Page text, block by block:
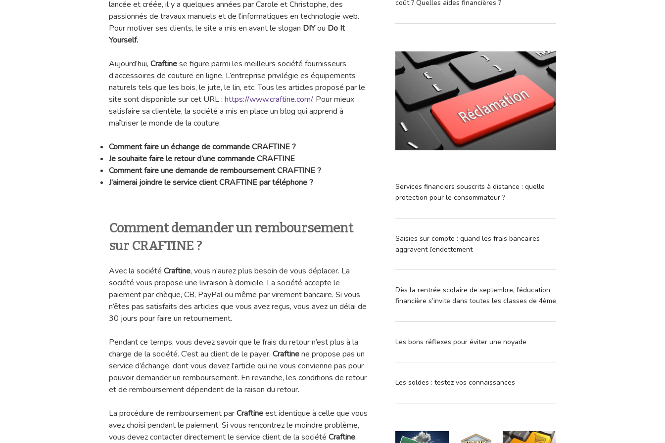
lancée et créée, il y a quelques années par Carole et Christophe, des
passionnés de travaux manuels et de l’informatiques en technologie web.
Pour motiver ses clients, le site a mis en avant le slogan DIYou Do It
Yourself.
Aujourd’hui, Craftinese figure parmi les meilleurs société fournisseurs
d’accessoires de couture en ligne. L’entreprise privilégie es équipements
naturels tels que les bois, le jute, le lin, etc. Tous les articles proposé par le
site sont disponible sur cet URL : https://www.craftine.com/. Pour mieux
satisfaire sa clientèle, la société a mis en place un blog qui apprend à
maîtriser le monde de la couture.
Comment faire un échange de commandeCRAFTINE ?
Je souhaite faire le retour d’une commandeCRAFTINE
Comment faire une demande de remboursementCRAFTINE ?
J’aimerai joindre le service clientCRAFTINE par téléphone ?
Comment demander un remboursement
sur CRAFTINE ?
Avec la société Craftine, vous n’aurez plus besoin de vous déplacer. La
société vous propose une livraison à domicile. La société accepte le
paiement par chèque, CB, PayPal ou même par virement bancaire. Si vous
n’êtes pas satisfaits des articles que vous avez reçus, vous avez un délai de
30 jours pour faire un retournement.
Pendant ce temps, vous devez savoir que le frais du retour n’est plus à la
charge de la société. C’est au client de le payer. Craftinene propose pas un
service d’échange, dont vous devez l’article qui ne vous convienne pas pour
pouvoir demander un remboursement. En revanche, les conditions de retour
et de remboursement dépendent de la raison du retour.
La procédure de remboursement parCraftineest identique à celle que vous
avez choisi pendant le paiement. Si vous rencontrez le moindre problème,
vous devez contacter directement le service client de la société Craftine.
coût ? Quelles aides financières ?
Services financiers souscrits à distance : quelle
protection pour le consommateur ?
Saisies sur compte : quand les frais bancaires
aggravent l’endettement
Dès la rentrée scolaire de septembre, l’éducation
financière s’invite dans toutes les classes de 4ème
Les bons réflexes pour éviter une noyade
Les soldes : testez vos connaissances